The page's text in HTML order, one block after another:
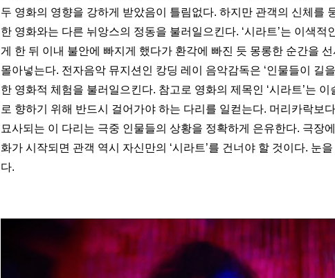
두 영화의 영향을 강하게 받았음이 틀림없다. 하지만 관객의 신체를
한 영화와는 다른 뉘앙스의 정동을 불러일으킨다. ‘시라트’는 이색적
게 한 뒤 이내 불안에 빠지게 했다가 환각에 빠진 듯 몽롱한 순간을
몰아넣는다. 전자음악 뮤지션인 캉딩 레이 음악감독은 ‘인물들이 길
한 영화적 체험을 불러일으킨다. 참고로 영화의 제목인 ‘시라트’는
로 향하기 위해 반드시 걸어가야 하는 다리를 일컫는다. 머리카락보
묘사되는 이 다리는 극중 인물들의 상황을 정확하게 은유한다. 극장
화가 시작되면 관객 역시 자신만의 ‘시라트’를 건너야 할 것이다. 눈
다.